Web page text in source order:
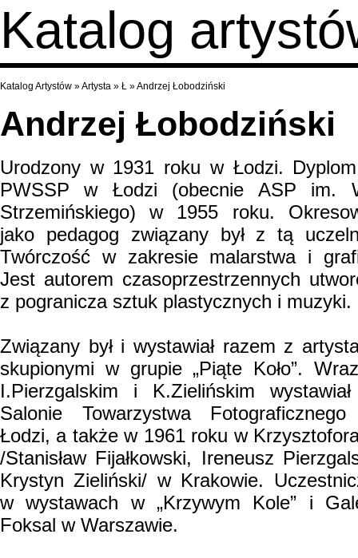
Katalog
Katalog Artystów »Artysta » Ł »Andrzej Łobodziński
Andrzej Łobodziński
Urodzony w 1931 roku w Łodzi.
PWSSP w Łodzi (obecnie ASP im.
Strzemińskiego) w 1955 roku.
jako pedagog związany był z tą
Twórczość w zakresie malarstwa i
Jest autorem czasoprzestrzennych
z pogranicza sztuk plastycznych i muzyki.
Związany był i wystawiał razem z
skupionymi w grupie „Piąte Koło”.
I.Pierzgalskim i K.Zielińskim
Salonie Towarzystwa
Łodzi, a także w 1961 roku w
/Stanisław Fijałkowski, Ireneusz
Krystyn Zieliński/ w Krakowie.
w wystawach w „Krzywym Kole” i
Foksal w Warszawie.